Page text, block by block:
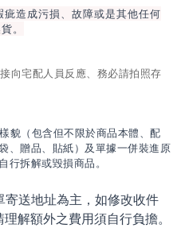
造成污損、故障或是其他任何
。
向宅配人員反應、務必請拍照存
貌（包含但不限於商品本體、配
、贈品、貼紙）及單據一併裝進原
行拆解或毀損商品。
送地址為主，如修改收件
解額外之費用須自行負擔。